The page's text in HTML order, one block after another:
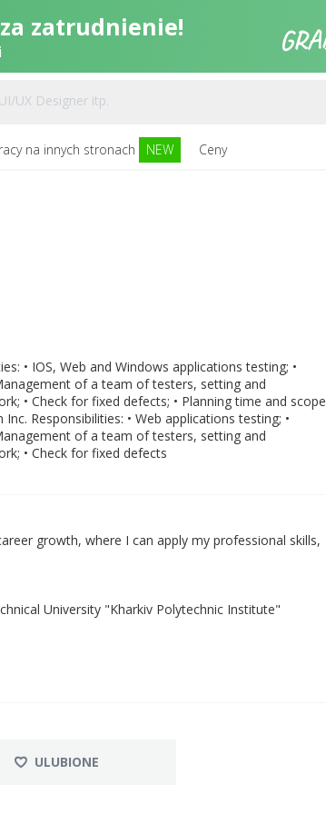
zatrudnienie!
na innych stronach NEW Ceny
• IOS, Web and Windows applications testing; •
of a team of testers, setting and
• Check for fixed defects; • Planning time and scope
Responsibilities: • Web applications testing; •
of a team of testers, setting and
• Check for fixed defects
growth, where I can apply my professional skills,
University "Kharkiv Polytechnic Institute"
ULUBIONE